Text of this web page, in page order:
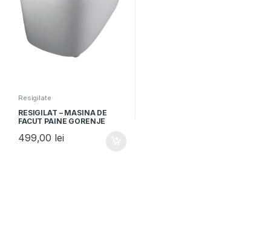
Resigilate
RESIGILAT – MASINA DE
FACUT PAINE GORENJE
Capacitate 1125-1600g, 16
499,00 lei